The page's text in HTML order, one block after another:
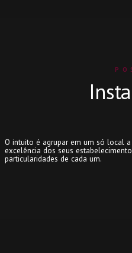
O intuito é agrupar em um só local
excelência dos seus
particularidades de cada um.